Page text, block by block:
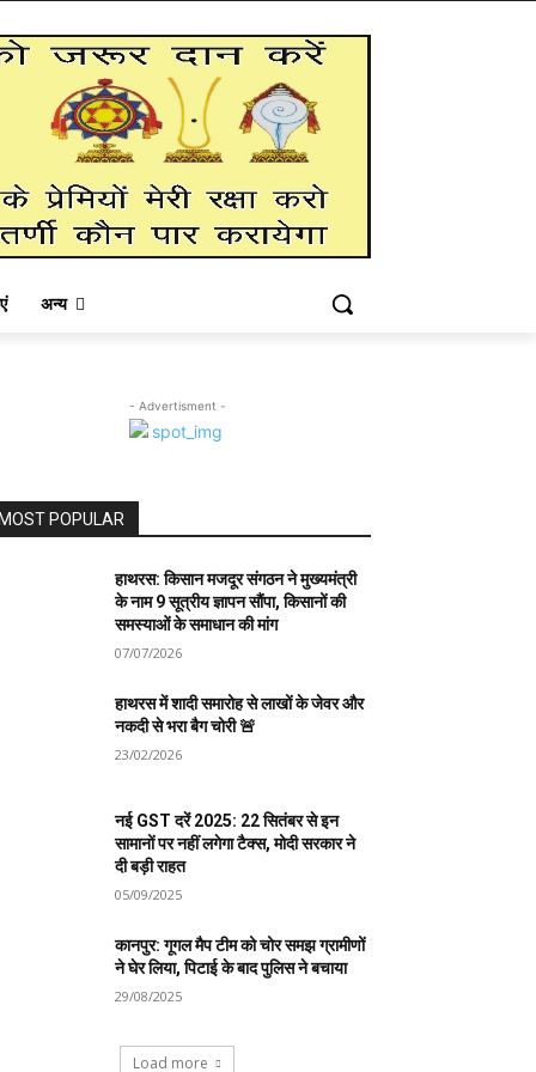
अन्य
- Advertisment -
MOST POPULAR
हाथरस: किसान मजदूर संगठन ने मुख्यमंत्री
के नाम 9 सूत्रीय ज्ञापन सौंपा, किसानों की
समस्याओं के समाधान की मांग
07/07/2026
हाथरस में शादी समारोह से लाखों के जेवर और
नकदी से भरा बैग चोरी 🚨
23/02/2026
नई GST दरें 2025: 22 सितंबर से इन
सामानों पर नहीं लगेगा टैक्स, मोदी सरकार ने
दी बड़ी राहत
05/09/2025
कानपुर: गूगल मैप टीम को चोर समझ ग्रामीणों
ने घेर लिया, पिटाई के बाद पुलिस ने बचाया
29/08/2025
Load more